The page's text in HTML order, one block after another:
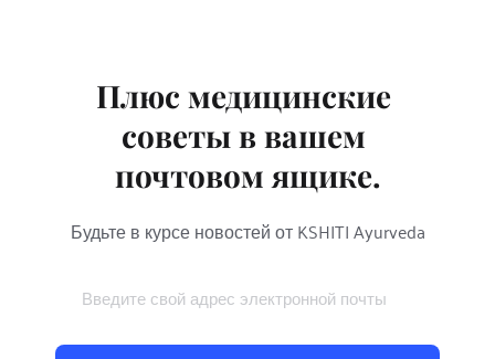
Плюс медицинские
советы в вашем
почтовом ящике.
Будьте в курсе новостей от KSHITI Ayurveda